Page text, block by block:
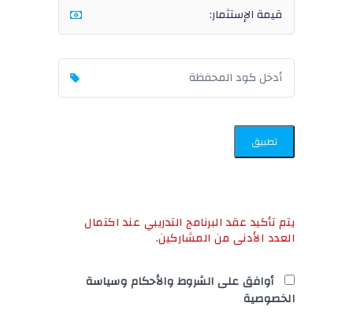
تطبيق
يتم تأكيد عقد البرنامج التدريبي عند اكتمال
العدد الأدنى من المشاركين.
أوافق على الشروط والأحكام وسياسة
الخصوصية